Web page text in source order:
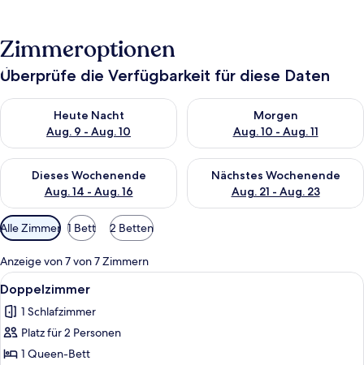
Zimmeroptionen
Überprüfe die Verfügbarkeit für diese Daten
Heute Nacht
Aug. 9 - Aug. 10
Überprüfe die Verfügbarkeit für heute Nacht, Aug. 9 - Aug.
Morgen
Aug. 10 - Aug. 11
Überprüfe die Verfügbarkeit
Dieses Wochenende
Aug. 14 - Aug. 16
Überprüfe die Verfügbarkeit für dieses Wochenende, Aug. 14
Nächstes Wochenende
Aug. 21 - Aug. 23
Überprüfe die Verfügbarkeit
Verfügbare
Filter
für
Zimmer
Alle Zimmer 1 Bett 2 Betten
Anzeige von 7 von 7 Zimmern
Alle
Fotos
für
Doppelzimmer
anzeigen
Doppelzimmer | Schreibtisch,
3
Doppelzimmer
1 Schlafzimmer
Platz für 2 Personen
1 Queen-Bett